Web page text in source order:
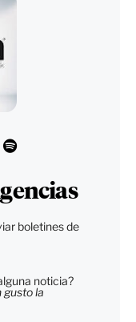
boletines de
noticia?
gusto la